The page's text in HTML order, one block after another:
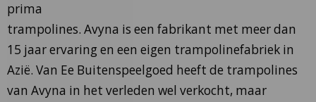
prima
trampolines. Avyna is een fabrikant met meer dan
15 jaar ervaring en een eigen trampolinefabriek in
Azië. Van Ee Buitenspeelgoed heeft de trampolines
van Avyna in het verleden wel verkocht, maar